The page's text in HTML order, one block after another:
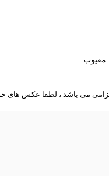
معیوب
می باشد ، لطفا عکس های